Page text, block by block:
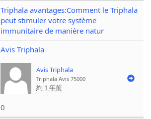
Triphala avantages:Comment le Triphala
peut stimuler votre système
immunitaire de manière natur
Avis Triphala
Avis Triphala
Triphala Avis 75000
約 1 年前
0